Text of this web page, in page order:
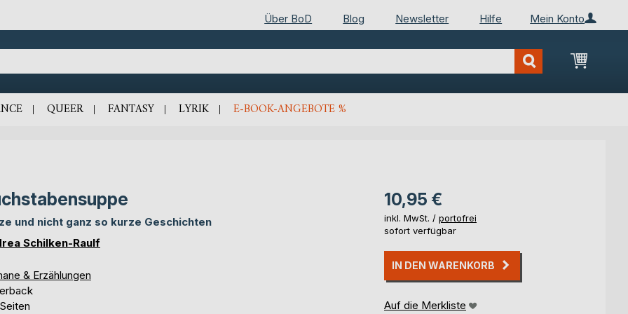
Mein Konto
Über BoD Blog Newsletter Hilfe
Mein
QUEER FANTASY LYRIK E-BOOK-ANGEBOTE %
und nicht ganz so kurze Geschichten
Schilken-Raulf
& Erzählungen
10,95 €
inkl. MwSt. / portofrei
sofort verfügbar
IN DEN WARENKORB
Auf die Merkliste